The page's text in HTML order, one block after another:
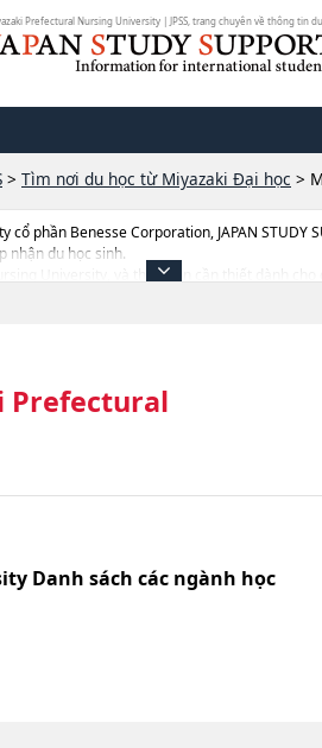
Prefectural Nursing University | JPSS, trang chuyên về thông tin du
> Tìm nơi du học từ Miyazaki Đại học >
phần Benesse Corporation, JAPAN STUDY
nhận du học sinh.
University, và thông tin cần thiết dành
Prefectural
Danh sách các ngành học